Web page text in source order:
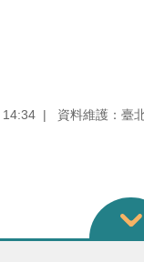
14:34 資料維護：臺